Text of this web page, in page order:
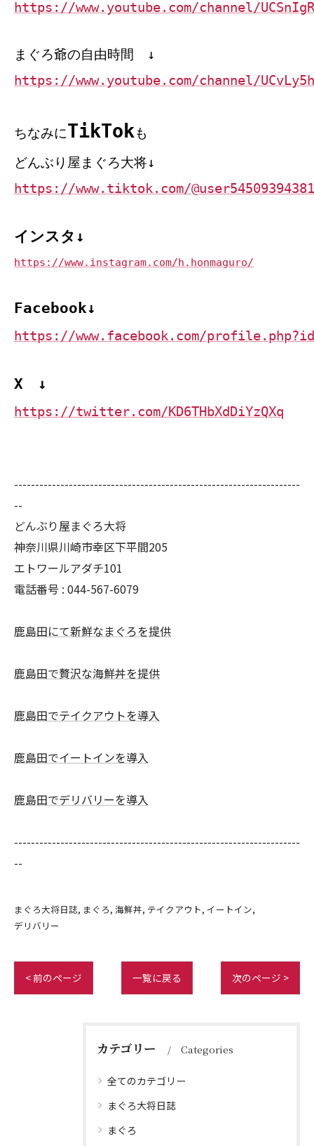
https://www.youtube.com/channel/
まぐろ爺の自由時間 ↓
https://www.youtube.com/channel/
ちなみにTikTokも
どんぶり屋まぐろ大将↓
https://www.tiktok.com/
インスタ↓
https://www.instagram.com/h.honmaguro/
Facebook↓
https://www.facebook.com/
X ↓
https://twitter.com/KD6THbXdDiYzQXq
--------------------------------------------------------------------
--
どんぶり屋まぐろ大将
神奈川県川崎市幸区下平間205
エトワールアダチ101
電話番号 : 044-567-6079
鹿島田にて新鮮なまぐろを提供
鹿島田で贅沢な海鮮丼を提供
鹿島田でテイクアウトを導入
鹿島田でイートインを導入
鹿島田でデリバリーを導入
--------------------------------------------------------------------
--
まぐろ大将日誌 まぐろ 海鮮丼 テイクアウト イートイン
デリバリー
< 前のページ 一覧に戻る 次のページ >
カテゴリー Categories
全てのカテゴリー
まぐろ大将日誌
まぐろ